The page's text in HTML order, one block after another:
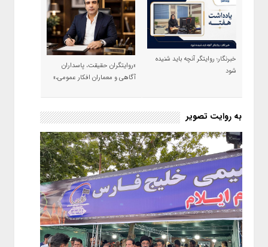
خبرنگار؛ روایتگر آنچه باید شنیده
شود
«روایتگران حقیقت، پاسداران
آگاهی و معماران افکار عمومی،»
به روایت تصویر